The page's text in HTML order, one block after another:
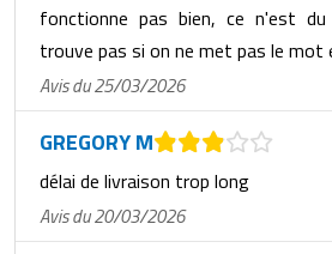
fonctionne pas bien, ce n'est
trouve pas si on ne met pas le mot
Avis du 25/03/2026
GREGORY M
délai de livraison trop long
Avis du 20/03/2026